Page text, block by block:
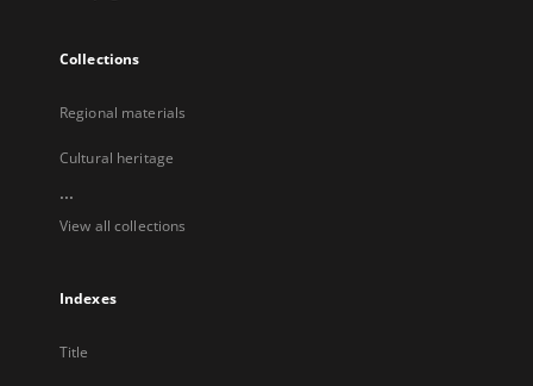
Collections
Regional materials
Cultural heritage
...
View all collections
Indexes
Title